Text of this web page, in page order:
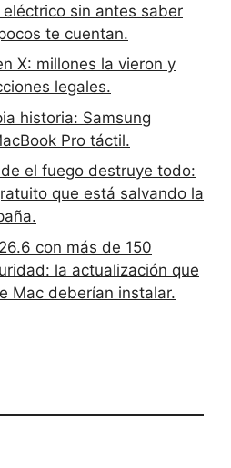
sin antes saber
te cuentan.
X: millones la vieron y
legales.
historia: Samsung
Pro táctil.
el fuego destruye todo:
que está salvando la
con más de 150
la actualización que
Mac deberían instalar.